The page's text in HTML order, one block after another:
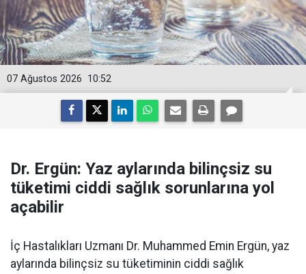
10:52
07 Ağustos 2026
Dr. Ergün: Yaz aylarında bilinçsiz su
tüketimi ciddi sağlık sorunlarına yol
açabilir
İç Hastalıkları Uzmanı Dr. Muhammed Emin Ergün, yaz
aylarında bilinçsiz su tüketiminin ciddi sağlık